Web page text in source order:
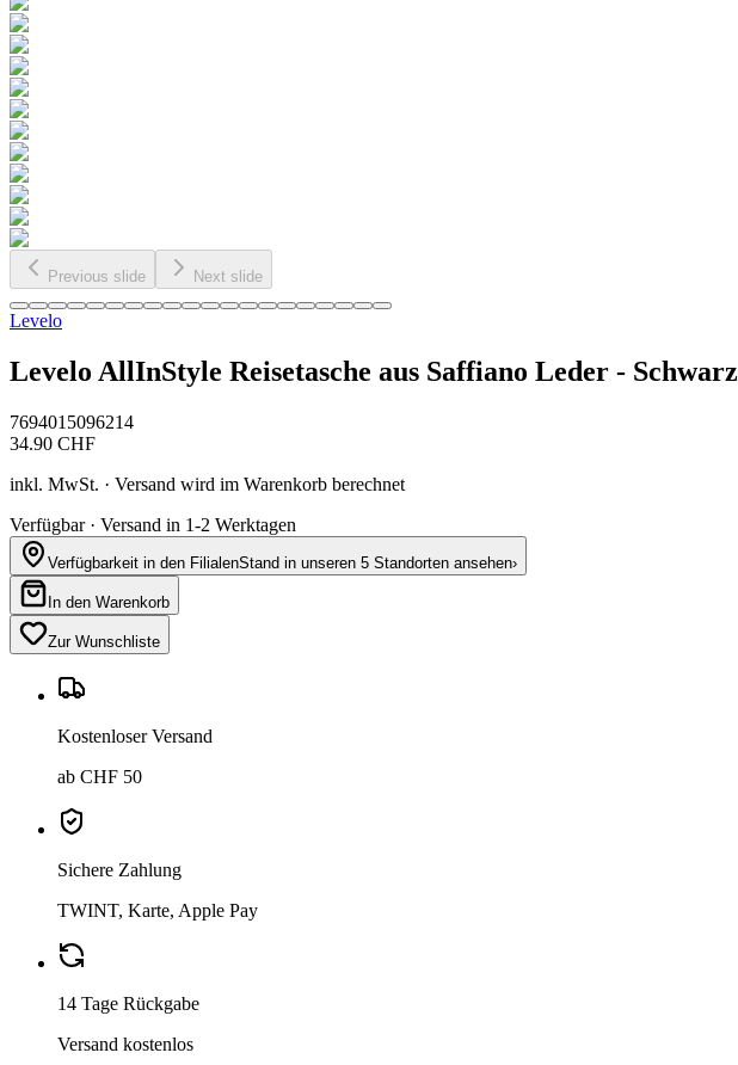
Previous slide Next slide
Levelo
Levelo AllInStyle Reisetasche aus Saffiano Leder - Schwarz
7694015096214
34.90 CHF
inkl. MwSt. · Versand wird im Warenkorb berechnet
Verfügbar · Versand in 1-2 Werktagen
Verfügbarkeit in den FilialenStand in unseren 5 Standorten ansehen›
In den Warenkorb
Zur Wunschliste
Kostenloser Versand
ab CHF 50
Sichere Zahlung
TWINT, Karte, Apple Pay
14 Tage Rückgabe
Versand kostenlos